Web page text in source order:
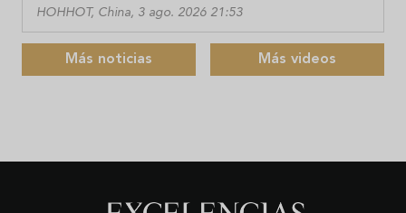
HOHHOT, China, 3 ago. 2026 21:53
Más noticias Más videos